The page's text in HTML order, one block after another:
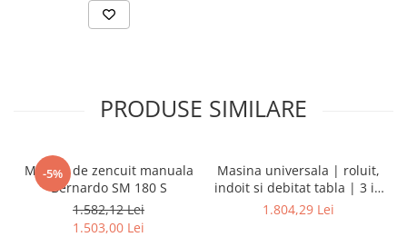
PRODUSE SIMILARE
-5%
Masina de zencuit manuala
Bernardo SM 180 S
1.582,12 Lei
1.503,00 Lei
Masina universala | roluit,
indoit si debitat tabla | 3 in
1 - 200
1.804,29 Lei